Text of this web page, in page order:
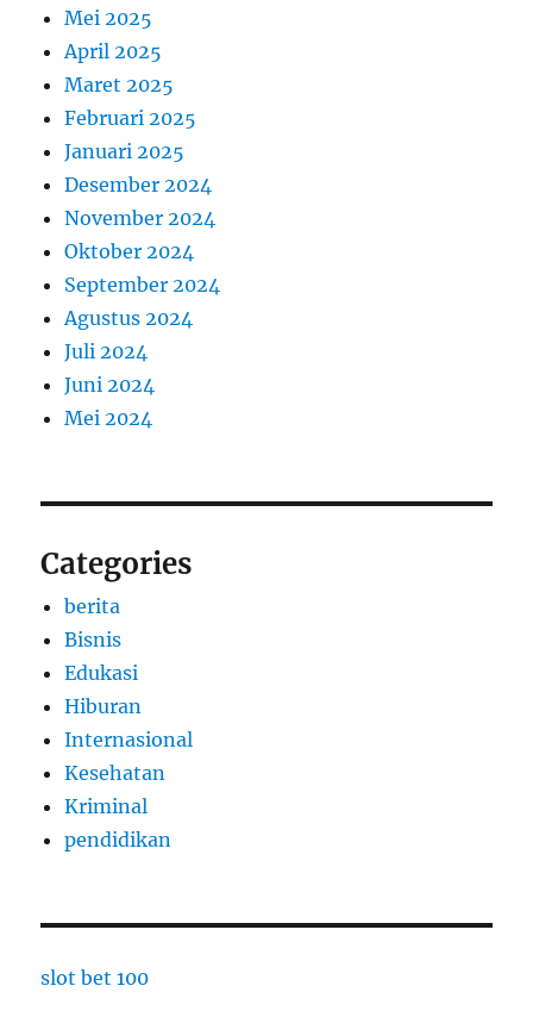
Mei 2025
April 2025
Maret 2025
Februari 2025
Januari 2025
Desember 2024
November 2024
Oktober 2024
September 2024
Agustus 2024
Juli 2024
Juni 2024
Mei 2024
Categories
berita
Bisnis
Edukasi
Hiburan
Internasional
Kesehatan
Kriminal
pendidikan
slot bet 100